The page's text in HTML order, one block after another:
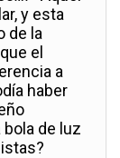
y esta
de la
el
a
haber
de luz